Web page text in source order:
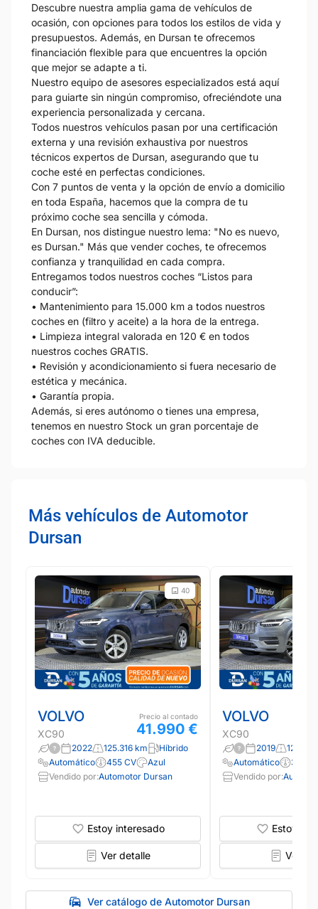
Descubre nuestra amplia gama de vehículos de
ocasión, con opciones para todos los estilos de vida y
presupuestos. Además, en Dursan te ofrecemos
financiación flexible para que encuentres la opción
que mejor se adapte a ti.
Nuestro equipo de asesores especializados está aquí
para guiarte sin ningún compromiso, ofreciéndote una
experiencia personalizada y cercana.
Todos nuestros vehículos pasan por una certificación
externa y una revisión exhaustiva por nuestros
técnicos expertos de Dursan, asegurando que tu
coche esté en perfectas condiciones.
Con 7 puntos de venta y la opción de envío a domicilio
en toda España, hacemos que la compra de tu
próximo coche sea sencilla y cómoda.
En Dursan, nos distingue nuestro lema: "No es nuevo,
es Dursan." Más que vender coches, te ofrecemos
confianza y tranquilidad en cada compra.
Entregamos todos nuestros coches “Listos para
conducir”:
• Mantenimiento para 15.000 km a todos nuestros
coches en (filtro y aceite) a la hora de la entrega.
• Limpieza integral valorada en 120 € en todos
nuestros coches GRATIS.
• Revisión y acondicionamiento si fuera necesario de
estética y mecánica.
• Garantía propia.
Además, si eres autónomo o tienes una empresa,
tenemos en nuestro Stock un gran porcentaje de
coches con IVA deducible.
Más vehículos de Automotor
Dursan
40
VOLVO
XC90
Precio al contado
41.990 €
2022 125.316 km
Híbrido
Automático
455 CV
Azul
Vendido por:Automotor Dursan
Estoy interesado
Ver detalle
VOLVO
XC90
2019
Automático
390
Vendido por:
Estoy
Ver
Ver catálogo de Automotor Dursan